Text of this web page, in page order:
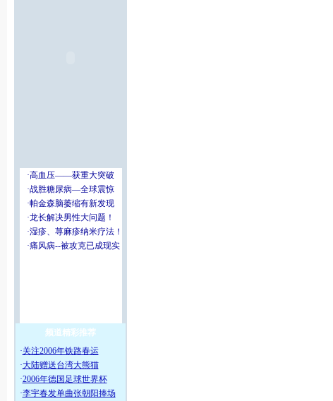
频道精彩推荐
·关注2006年铁路春运
·大陆赠送台湾大熊猫
·2006年德国足球世界杯
·李宇春发单曲张朝阳捧场